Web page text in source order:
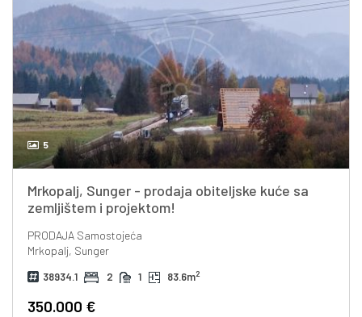
5
Mrkopalj, Sunger - prodaja obiteljske kuće sa
zemljištem i projektom!
PRODAJASamostojeća
Mrkopalj, Sunger
38934.1 2 1 83.6m2
350.000 €